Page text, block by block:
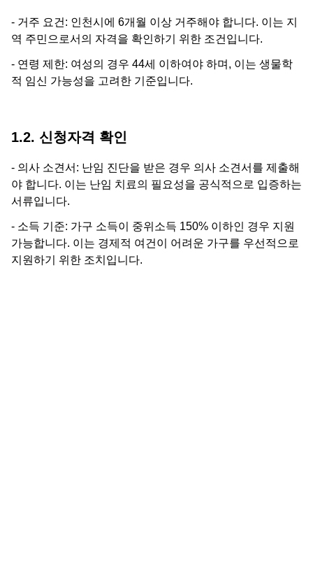
- 거주 요건: 인천시에 6개월 이상 거주해야 합니다. 이는 지
역 주민으로서의 자격을 확인하기 위한 조건입니다.
- 연령 제한: 여성의 경우 44세 이하여야 하며, 이는 생물학
적 임신 가능성을 고려한 기준입니다.
1.2. 신청자격 확인
- 의사 소견서: 난임 진단을 받은 경우 의사 소견서를 제출해
야 합니다. 이는 난임 치료의 필요성을 공식적으로 입증하는
서류입니다.
- 소득 기준: 가구 소득이 중위소득 150% 이하인 경우 지원
가능합니다. 이는 경제적 여건이 어려운 가구를 우선적으로
지원하기 위한 조치입니다.